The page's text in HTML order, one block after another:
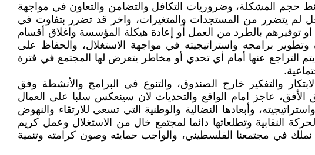
حجم المشكلة، وضروريات التكافل والتضامن والتعاون في مواجهة
لم يتضرر من المستجدات والمتغيرات، واخر قد تضرر بتفاوت في
توفيرهم بالطرد من العمل أو إعادة هيكلة المؤسسة واغلاق أقسام
برامجه واستراتيجيته في مواجهة الاستغلال، والحفاظ على
يتم التراجع عنها أمام أي تحدي أو مخاطر يتعرض لها المجتمع في فترة
والتفكير خارج الصندوق، والتنوع في البرامج والأنشطة وفق
الأفق، عاجز امام الواقع والتحديات لان سينعكس سلبا على العمال
وأبعادها النضالية والوطنية التي تسعى للارتقاء والنهوض
النقابية وتطلعاتها دائما لمجتمع خال من الاستغلال وعمل كريم
نملك في مجتمعنا الفلسطيني، والواجب حمايته وصون كرامته وتنمية